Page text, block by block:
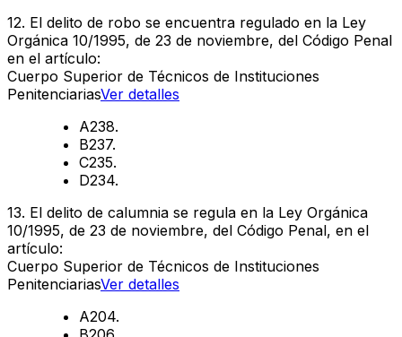
12. El delito de robo se encuentra regulado en la Ley
Orgánica 10/1995, de 23 de noviembre, del Código Penal
en el artículo:
Cuerpo Superior de Técnicos de Instituciones
PenitenciariasVer detalles
A238.
B237.
C235.
D234.
13. El delito de calumnia se regula en la Ley Orgánica
10/1995, de 23 de noviembre, del Código Penal, en el
artículo:
Cuerpo Superior de Técnicos de Instituciones
PenitenciariasVer detalles
A204.